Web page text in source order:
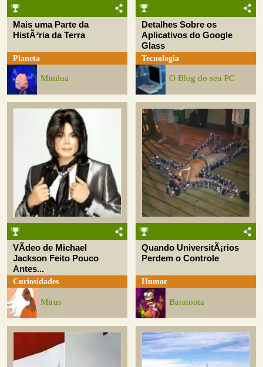
Mais uma Parte da
HistÃ³ria da Terra
Planeta
Minilua
Detalhes Sobre os
Aplicativos do Google
Glass
Tecnologia
O Blog do seu PC
VÃ­deo de Michael
Jackson Feito Pouco
Antes...
Curiosidades
Mirus
Quando UniversitÃ¡rios
Perdem o Controle
Humor
Baratonta